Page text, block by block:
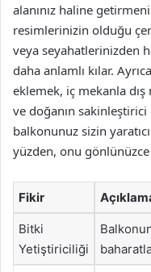
alanınız haline
resimlerinizin olduğu
veya seyahatlerinizden
daha anlamlı kılar.
eklemek, iç mekanla
ve doğanın
balkonunuz sizin
yüzden, onu
Fikir
Bitki
Yetiştiriciliği